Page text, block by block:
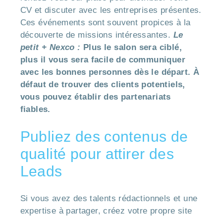
CV et discuter avec les entreprises présentes.
Ces événements sont souvent propices à la
découverte de missions intéressantes. Le
petit + Nexco : Plus le salon sera ciblé,
plus il vous sera facile de communiquer
avec les bonnes personnes dès le départ. À
défaut de trouver des clients potentiels,
vous pouvez établir des partenariats
fiables.
Publiez des contenus de
qualité pour attirer des
Leads
Si vous avez des talents rédactionnels et une
expertise à partager, créez votre propre site